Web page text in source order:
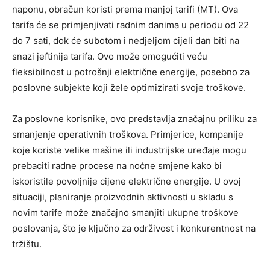
naponu, obračun koristi prema manjoj tarifi (MT). Ova
tarifa će se primjenjivati radnim danima u periodu od 22
do 7 sati, dok će subotom i nedjeljom cijeli dan biti na
snazi jeftinija tarifa. Ovo može omogućiti veću
fleksibilnost u potrošnji električne energije, posebno za
poslovne subjekte koji žele optimizirati svoje troškove.
Za poslovne korisnike, ovo predstavlja značajnu priliku za
smanjenje operativnih troškova. Primjerice, kompanije
koje koriste velike mašine ili industrijske uređaje mogu
prebaciti radne procese na noćne smjene kako bi
iskoristile povoljnije cijene električne energije. U ovoj
situaciji, planiranje proizvodnih aktivnosti u skladu s
novim tarife može značajno smanjiti ukupne troškove
poslovanja, što je ključno za održivost i konkurentnost na
tržištu.